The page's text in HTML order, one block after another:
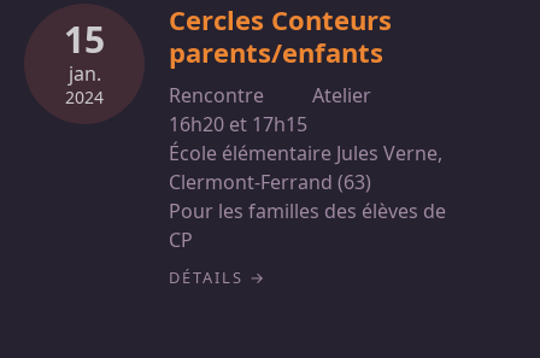
15
jan.
2024
Cercles Conteurs
parents/enfants
Rencontre
Atelier
16h20 et 17h15
École élémentaire Jules Verne,
Clermont-Ferrand (63)
Pour les familles des élèves de
CP
DÉTAILS